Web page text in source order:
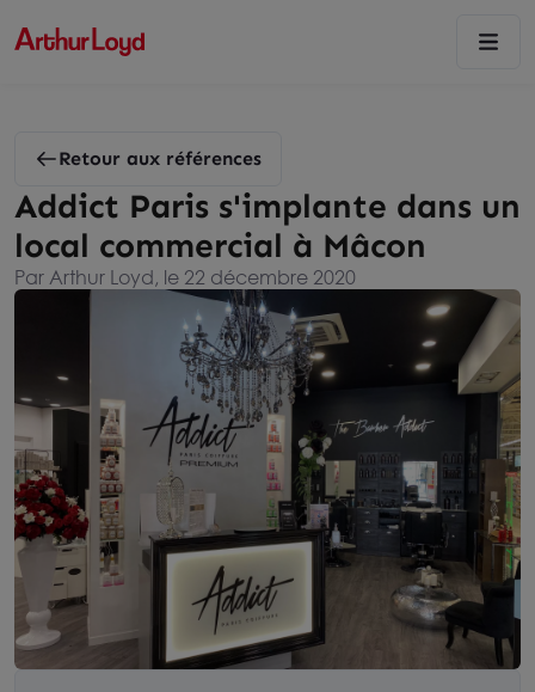
Retour aux références
Addict Paris s'implante dans un
local commercial à Mâcon
Par Arthur Loyd, le 22 décembre 2020